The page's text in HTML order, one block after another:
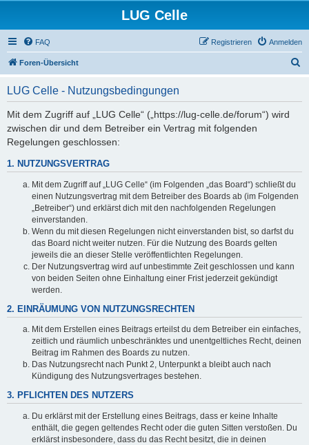
LUG Celle
FAQ Anmelden
Registrieren
Foren-Übersicht
LUG Celle - Nutzungsbedingungen
Mit dem Zugriff auf „LUG Celle“ („https://lug-celle.de/forum“) wird
zwischen dir und dem Betreiber ein Vertrag mit folgenden
Regelungen geschlossen:
1. NUTZUNGSVERTRAG
Mit dem Zugriff auf „LUG Celle“ (im Folgenden „das Board“) schließt du
einen Nutzungsvertrag mit dem Betreiber des Boards ab (im Folgenden
„Betreiber“) und erklärst dich mit den nachfolgenden Regelungen
einverstanden.
Wenn du mit diesen Regelungen nicht einverstanden bist, so darfst du
das Board nicht weiter nutzen. Für die Nutzung des Boards gelten
jeweils die an dieser Stelle veröffentlichten Regelungen.
Der Nutzungsvertrag wird auf unbestimmte Zeit geschlossen und kann
von beiden Seiten ohne Einhaltung einer Frist jederzeit gekündigt
werden.
2. EINRÄUMUNG VON NUTZUNGSRECHTEN
Mit dem Erstellen eines Beitrags erteilst du dem Betreiber ein einfaches,
zeitlich und räumlich unbeschränktes und unentgeltliches Recht, deinen
Beitrag im Rahmen des Boards zu nutzen.
Das Nutzungsrecht nach Punkt 2, Unterpunkt a bleibt auch nach
Kündigung des Nutzungsvertrages bestehen.
3. PFLICHTEN DES NUTZERS
Du erklärst mit der Erstellung eines Beitrags, dass er keine Inhalte
enthält, die gegen geltendes Recht oder die guten Sitten verstoßen. Du
erklärst insbesondere, dass du das Recht besitzt, die in deinen